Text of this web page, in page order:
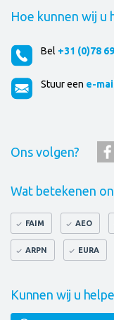
Hoe kunnen wij u
Bel +31 (0)78
Stuur een e-
Ons volgen?
Wat betekenen
FAIM AEO
ARPN EURA
Kunnen wij u